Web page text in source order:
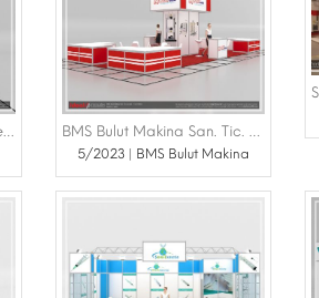
5/2023 | BMS Bulut Makina